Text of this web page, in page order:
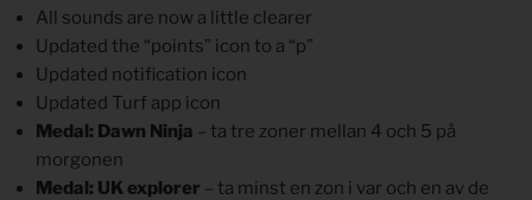
All sounds are now a little clearer
Updated the “points” icon to a “p”
Updated notification icon
Updated Turf app icon
Medal: Dawn Ninja – ta tre zoner mellan 4 och 5 på
morgonen
Medal: UK explorer – ta minst en zon i var och en av de